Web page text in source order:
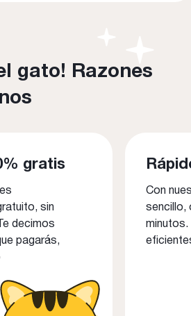
gato! Razones
gratis
sin
decimos
pagarás,
Con
sencillo,
minutos.